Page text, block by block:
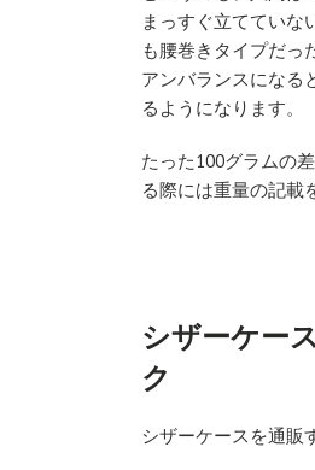
まっすぐ立てていな
も腰巻きタイプだっ
アンバランスになる
るようになります。
たった100グラムの
る際には重量の記載
シザーケー
ク
シザーケースを通販